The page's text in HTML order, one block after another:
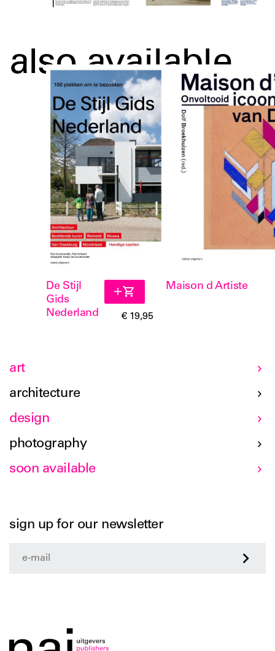
also available
De Stijl
Gids
Nederland
€ 19,95
Maison d Artiste
art
architecture
design
photography
soon available
sign up for our newsletter